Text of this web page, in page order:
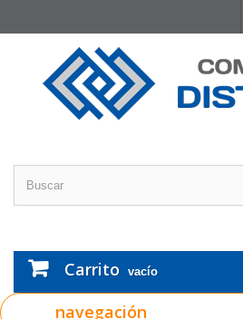
Carrito vacío
navegación